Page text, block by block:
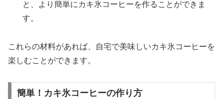
と、より簡単にカキ氷コーヒーを作ることができま
す。
これらの材料があれば、自宅で美味しいカキ氷コーヒーを
楽しむことができます。
簡単！カキ氷コーヒーの作り方